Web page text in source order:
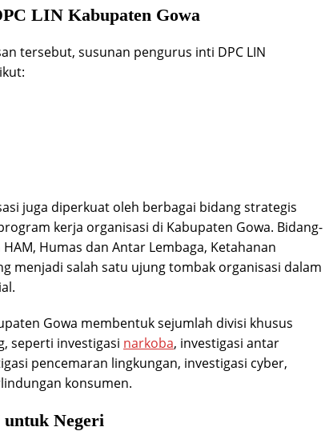
LIN Kabupaten Gowa
tersebut, susunan pengurus inti DPC LIN
juga diperkuat oleh berbagai bidang strategis
kerja organisasi di Kabupaten Gowa. Bidang-
HAM, Humas dan Antar Lembaga, Ketahanan
menjadi salah satu ujung tombak organisasi dalam
Gowa membentuk sejumlah divisi khusus
seperti investigasi narkoba, investigasi antar
pencemaran lingkungan, investigasi cyber,
konsumen.
Negeri